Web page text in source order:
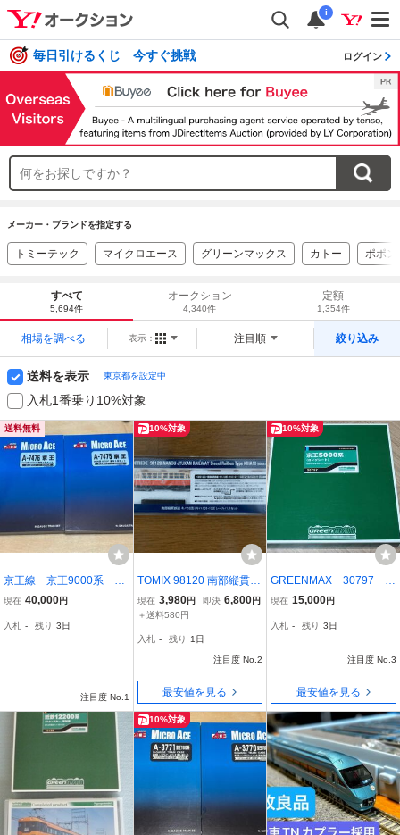
i
毎日引けるくじ 今すぐ挑戦 ログイン
メーカー・ブランドを指定する
トミーテック マイクロエース グリーンマックス カトー ポポ
すべて
5,694件
オークション
4,340件
定額
1,354件
相場を調べる 表示： 注目順 絞り込み
送料を表示 東京都を設定中
入札1番乗り10%対象
送料無料
京王線 京王9000系 97
32f 10両セット MICROA
現在 40,000円
入札 - 残り 3日
注目度 No.1
10%対象
TOMIX 98120 南部縦貫鉄
道 キハ10形 キハ101・10
2 レールバスセット 新品
現在 3,980円 即決 6,800円
＋送料580円
入札 - 残り 1日
注目度 No.2
最安値を見る
10%対象
GREENMAX 30797 京
王5000系（ロングシー
（動力無し） 未使用品
現在 15,000円
入札 - 残り 3日
注目度 No.3
最安値を見る
10%対象